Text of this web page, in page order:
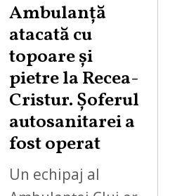
Ambulanță
atacată cu
topoare și
pietre la Recea-
Cristur. Șoferul
autosanitarei a
fost operat
Un echipaj al